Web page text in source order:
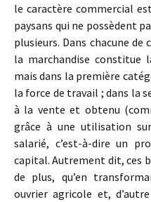
le caractère commercial
paysans qui ne possèdent
plusieurs. Dans chacune de
la marchandise constitue
mais dans la première
la force de travail ; dans la
à la vente et obtenu
grâce à une utilisation
salarié, c’est-à-dire un
capital. Autrement dit, ces
de plus, qu’en
ouvrier agricole et,